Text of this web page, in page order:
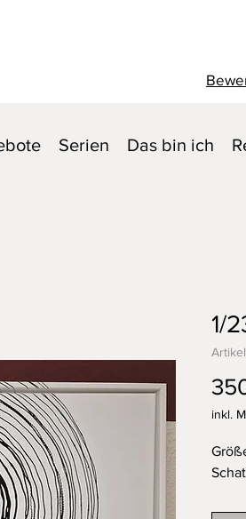
Serien Das bin ich
1/
inkl.